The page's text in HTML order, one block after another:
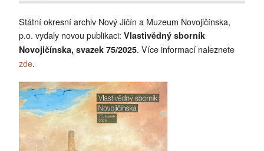
Státní okresní archiv Nový Jičín a Muzeum Novojičínska,
p.o. vydaly novou publikaci: Vlastivědný sborník
Novojičínska, svazek 75/2025. Více informací naleznete
zde.